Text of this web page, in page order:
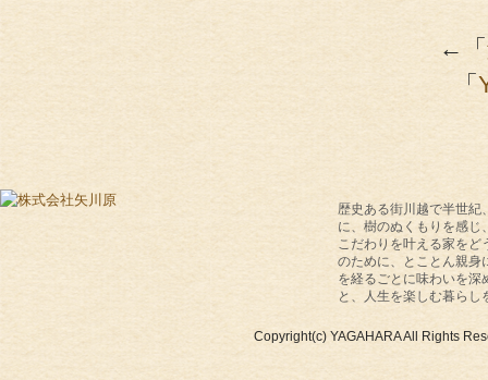
←「
「
歴史ある街川越で半世紀
に、樹のぬくもりを感じ
こだわりを叶える家をど
のために、とことん親身
を経るごとに味わいを深
と、人生を楽しむ暮ら
Copyright(c) YAGAHARA All Rights